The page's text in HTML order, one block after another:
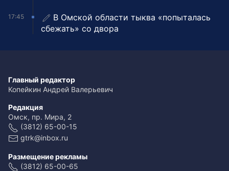
17:45
В Омской области тыква «попыталась
сбежать» со двора
Главный редактор
Копейкин Андрей Валерьевич
Редакция
Омск, пр. Мира, 2
(3812) 65-00-15
gtrk@inbox.ru
Размещение рекламы
(3812) 65-00-65